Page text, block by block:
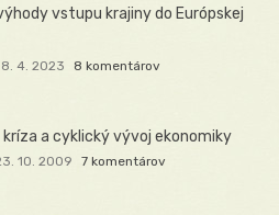
vstupu krajiny do Európskej
8. 4. 2023 8 komentárov
kríza a cyklický vývoj ekonomiky
10. 2009 7 komentárov